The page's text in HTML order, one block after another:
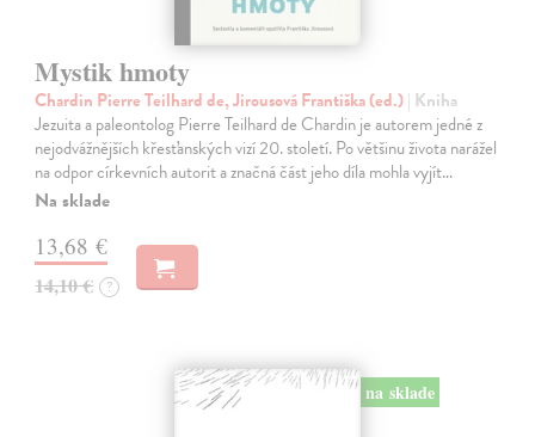
Mystik hmoty
Chardin Pierre Teilhard de, Jirousová Františka (ed.)| Kniha
Jezuita a paleontolog Pierre Teilhard de Chardin je autorem jedné z
nejodvážnějších křesťanských vizí 20. století. Po většinu života narážel
na odpor církevních autorit a značná část jeho díla mohla vyjít…
Na sklade
13,68 €
14,10 € ?
na sklade